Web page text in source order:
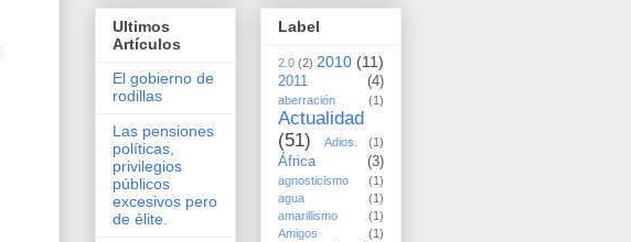
Ultimos
Artículos
El gobierno de
rodillas
Las pensiones
políticas,
privilegios
públicos
excesivos pero
de élite.
Label
2.0 (2) 2010 (11)
2011 (4)
aberración (1)
Actualidad
(51)
Adios. (1)
África (3)
agnosticismo
(1)
agua
(1)
amarillismo
(1)
Amigos
(1)